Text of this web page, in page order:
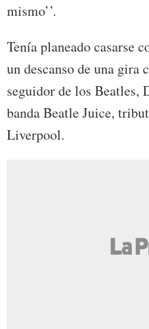
mismo’’.
Tenía planeado casarse
un descanso de una gira
seguidor de los Beatles,
banda Beatle Juice,
Liverpool.